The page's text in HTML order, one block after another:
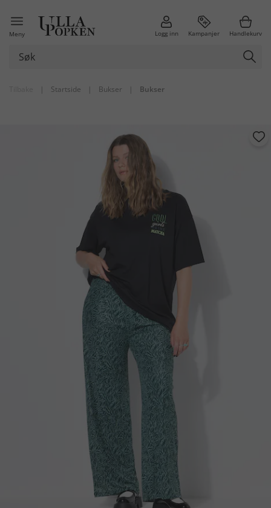
Meny Logg inn Kampanjer Handlekurv
| Startside | Bukser | Bukser